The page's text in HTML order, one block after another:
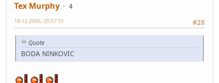
Tex Murphy
4
#28
18-12-2006, 20:57:51
Quote
BODA NINKOVIC